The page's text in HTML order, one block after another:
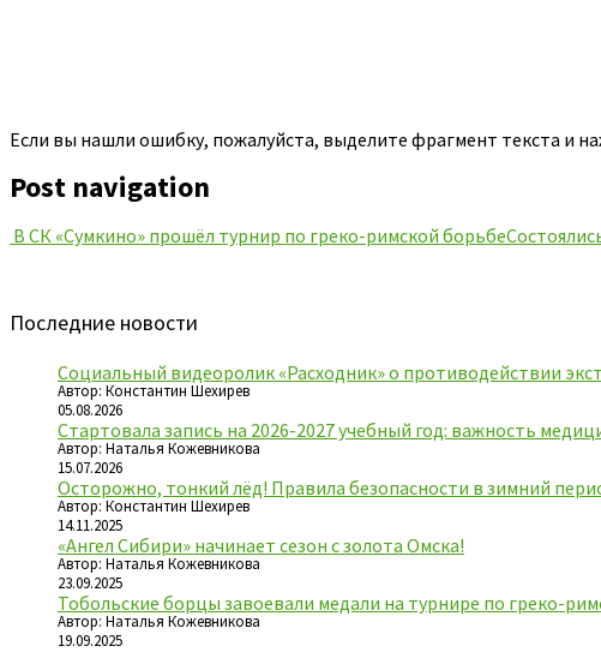
Если вы нашли ошибку, пожалуйста, выделите фрагмент текста и
Post navigation
В СК «Сумкино» прошёл турнир по греко-римской борьбе
Последние новости
Социальный видеоролик «Расходник» о противодействии
Автор: Константин Шехирев
05.08.2026
Стартовала запись на 2026-2027 учебный год: важность
Автор: Наталья Кожевникова
15.07.2026
Осторожно, тонкий лёд! Правила безопасности в зимний
Автор: Константин Шехирев
14.11.2025
«Ангел Сибири» начинает сезон с золота Омска!
Автор: Наталья Кожевникова
23.09.2025
Тобольские борцы завоевали медали на турнире по греко-
Автор: Наталья Кожевникова
19.09.2025